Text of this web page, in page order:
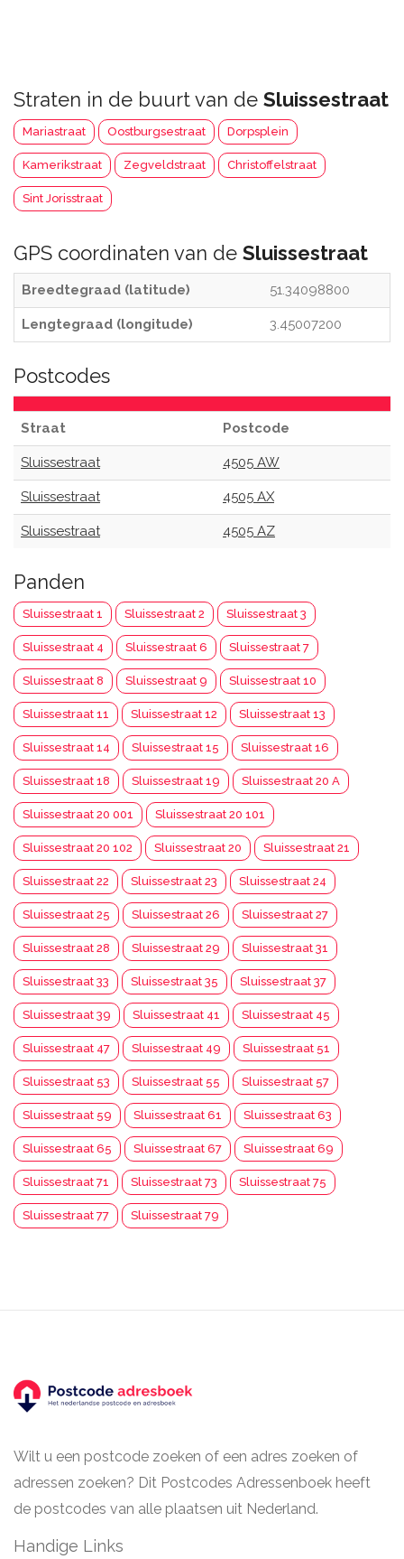
Straten in de buurt van de Sluissestraat
Mariastraat Oostburgsestraat Dorpsplein
Kamerikstraat Zegveldstraat Christoffelstraat
Sint Jorisstraat
GPS coordinaten van de Sluissestraat
Breedtegraad (latitude) 51.34098800
Lengtegraad (longitude) 3.45007200
Postcodes
Straat Postcode
Sluissestraat 4505 AW
Sluissestraat 4505 AX
Sluissestraat 4505 AZ
Panden
Sluissestraat 1 Sluissestraat 2 Sluissestraat 3
Sluissestraat 4 Sluissestraat 6 Sluissestraat 7
Sluissestraat 8 Sluissestraat 9 Sluissestraat 10
Sluissestraat 11 Sluissestraat 12 Sluissestraat 13
Sluissestraat 14 Sluissestraat 15 Sluissestraat 16
Sluissestraat 18 Sluissestraat 19 Sluissestraat 20 A
Sluissestraat 20 001 Sluissestraat 20 101
Sluissestraat 20 102 Sluissestraat 20 Sluissestraat 21
Sluissestraat 22 Sluissestraat 23 Sluissestraat 24
Sluissestraat 25 Sluissestraat 26 Sluissestraat 27
Sluissestraat 28 Sluissestraat 29 Sluissestraat 31
Sluissestraat 33 Sluissestraat 35 Sluissestraat 37
Sluissestraat 39 Sluissestraat 41 Sluissestraat 45
Sluissestraat 47 Sluissestraat 49 Sluissestraat 51
Sluissestraat 53 Sluissestraat 55 Sluissestraat 57
Sluissestraat 59 Sluissestraat 61 Sluissestraat 63
Sluissestraat 65 Sluissestraat 67 Sluissestraat 69
Sluissestraat 71 Sluissestraat 73 Sluissestraat 75
Sluissestraat 77 Sluissestraat 79
Wilt u een postcode zoeken of een adres zoeken of
adressen zoeken? Dit Postcodes Adressenboek heeft
de postcodes van alle plaatsen uit Nederland.
Handige Links